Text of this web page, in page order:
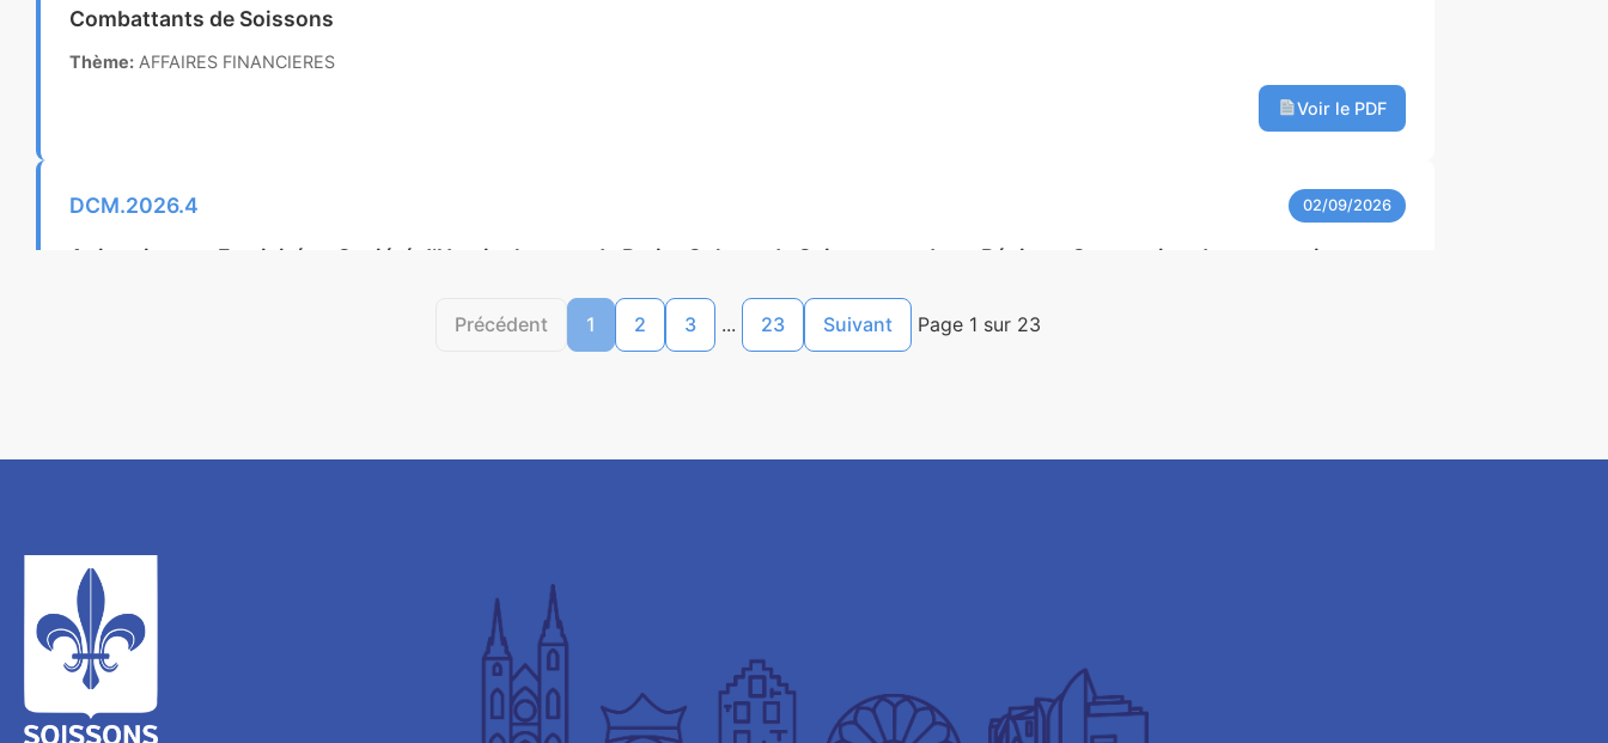
Combattants de Soissons
Thème: AFFAIRES FINANCIERES
Voir le PDF
DCM.2026.4 02/09/2026
Animations et Festivités – Société d’Horticulture et de Petite Culture de Soissons et de sa Région - Convention de partenariat
Thème:
DCM.2026.6
Précédent 1 2 3 ... 23 Suivant Page 1 sur 23